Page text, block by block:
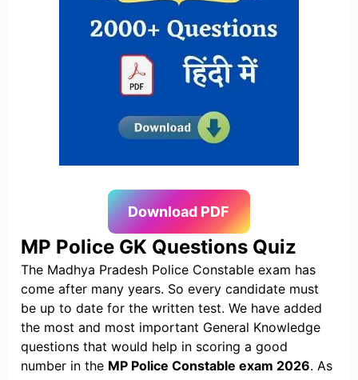
Download PDF
MP Police GK Questions Quiz
The Madhya Pradesh Police Constable exam has
come after many years. So every candidate must
be up to date for the written test. We have added
the most and most important General Knowledge
questions that would help in scoring a good
number in the MP Police Constable exam 2026. As